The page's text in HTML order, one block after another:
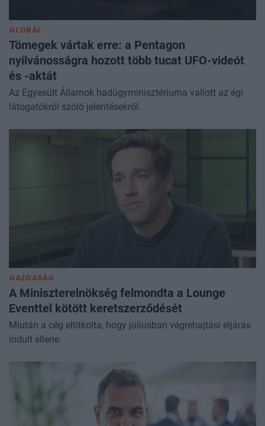
GLOBÁL
Tömegek vártak erre: a Pentagon
nyilvánosságra hozott több tucat UFO-videót
és -aktát
Az Egyesült Államok hadügyminisztériuma vallott az égi
látogatókról szóló jelentésekről.
GAZDASÁG
A Miniszterelnökség felmondta a Lounge
Eventtel kötött keretszerződését
Miután a cég eltitkolta, hogy júliusban végrehajtási eljárás
indult ellene.